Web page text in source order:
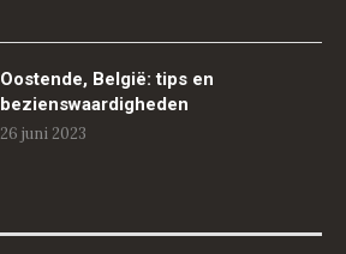
Oostende, België: tips en
bezienswaardigheden
26 juni 2023